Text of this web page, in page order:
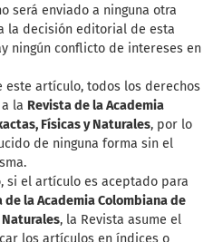
será enviado a ninguna otra
la decisión editorial de esta
ningún conflicto de intereses en
este artículo, todos los derechos
la Revista de la Academia
Físicas y Naturales, por lo
de ninguna forma sin el
si el artículo es aceptado para
de la Academia Colombiana de
Naturales, la Revista asume el
los artículos en índices o